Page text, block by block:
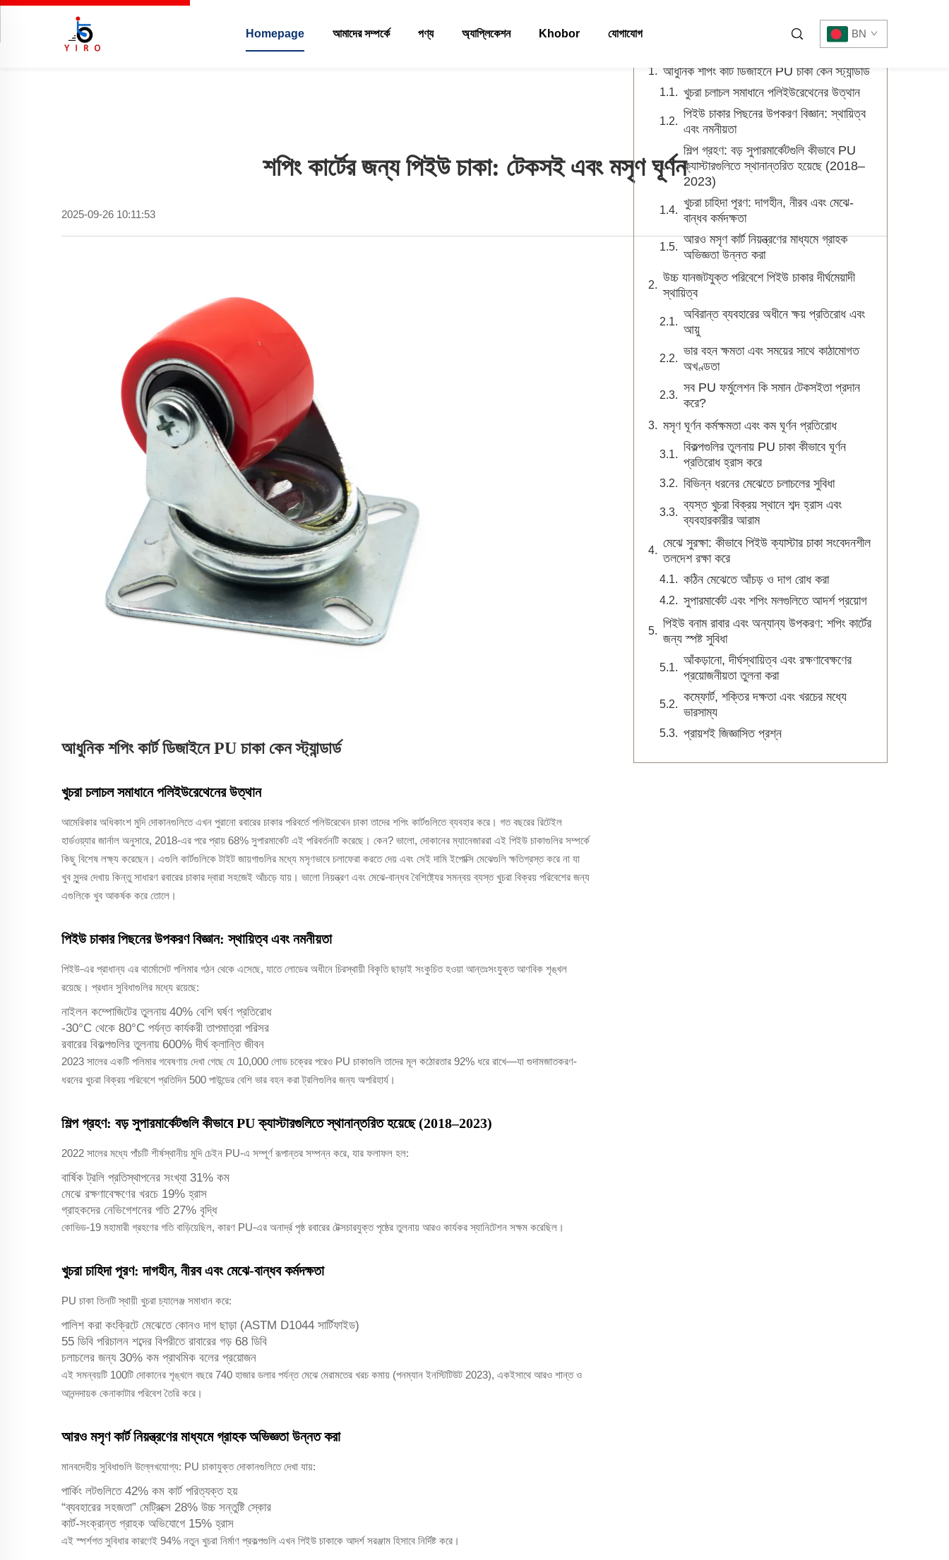
Homepage আমাদের সম্পর্কে পণ্য অ্যাপ্লিকেশন Khobor যোগাযোগ BN
শপিং কার্টের জন্য পিইউ চাকা: টেকসই এবং মসৃণ ঘূর্ণন
2025-09-26 10:11:53
আধুনিক শপিং কার্ট ডিজাইনে PU চাকা কেন স্ট্যান্ডার্ড
খুচরা চলাচল সমাধানে পলিইউরেথেনের উত্থান
আমেরিকার অধিকাংশ মুদি দোকানগুলিতে এখন পুরানো রবারের চাকার পরিবর্তে পলিউরেথেন চাকা তাদের শপিং কার্টগুলিতে ব্যবহার করে। গত বছরের রিটেইল
হার্ডওয়্যার জার্নাল অনুসারে, 2018-এর পরে প্রায় 68% সুপারমার্কেট এই পরিবর্তনটি করেছে। কেন? ভালো, দোকানের ম্যানেজাররা এই পিইউ চাকাগুলির সম্পর্কে
কিছু বিশেষ লক্ষ্য করেছেন। এগুলি কার্টগুলিকে টাইট জায়গাগুলির মধ্যে মসৃণভাবে চলাফেরা করতে দেয় এবং সেই দামি ইপোক্সি মেঝেগুলি ক্ষতিগ্রস্ত করে না যা
খুব সুন্দর দেখায় কিন্তু সাধারণ রবারের চাকার দ্বারা সহজেই আঁচড়ে যায়। ভালো নিয়ন্ত্রণ এবং মেঝে-বান্ধব বৈশিষ্ট্যের সমন্বয় ব্যস্ত খুচরা বিক্রয় পরিবেশের জন্য
এগুলিকে খুব আকর্ষক করে তোলে।
পিইউ চাকার পিছনের উপকরণ বিজ্ঞান: স্থায়িত্ব এবং নমনীয়তা
পিইউ-এর প্রাধান্য এর থার্মোসেট পলিমার গঠন থেকে এসেছে, যাতে লোডের অধীনে চিরস্থায়ী বিকৃতি ছাড়াই সংকুচিত হওয়া আন্তঃসংযুক্ত আণবিক শৃঙ্খল
রয়েছে। প্রধান সুবিধাগুলির মধ্যে রয়েছে:
নাইলন কম্পোজিটের তুলনায় 40% বেশি ঘর্ষণ প্রতিরোধ
-30°C থেকে 80°C পর্যন্ত কার্যকরী তাপমাত্রা পরিসর
রবারের বিকল্পগুলির তুলনায় 600% দীর্ঘ ক্লান্তি জীবন
2023 সালের একটি পলিমার গবেষণায় দেখা গেছে যে 10,000 লোড চক্রের পরেও PU চাকাগুলি তাদের মূল কঠোরতার 92% ধরে রাখে—যা গুদামজাতকরণ-
ধরনের খুচরা বিক্রয় পরিবেশে প্রতিদিন 500 পাউন্ডের বেশি ভার বহন করা ট্রলিগুলির জন্য অপরিহার্য।
শিল্প গ্রহণ: বড় সুপারমার্কেটগুলি কীভাবে PU ক্যাস্টারগুলিতে স্থানান্তরিত হয়েছে (2018–2023)
2022 সালের মধ্যে পাঁচটি শীর্ষস্থানীয় মুদি চেইন PU-এ সম্পূর্ণ রূপান্তর সম্পন্ন করে, যার ফলাফল হল:
বার্ষিক ট্রলি প্রতিস্থাপনের সংখ্যা 31% কম
মেঝে রক্ষণাবেক্ষণের খরচে 19% হ্রাস
গ্রাহকদের নেভিগেশনের গতি 27% বৃদ্ধি
কোভিড-19 মহামারী গ্রহণের গতি বাড়িয়েছিল, কারণ PU-এর অনার্দ্র পৃষ্ঠ রবারের টেক্সচারযুক্ত পৃষ্ঠের তুলনায় আরও কার্যকর স্যানিটেশন সক্ষম করেছিল।
খুচরা চাহিদা পূরণ: দাগহীন, নীরব এবং মেঝে-বান্ধব কর্মদক্ষতা
PU চাকা তিনটি স্থায়ী খুচরা চ্যালেঞ্জ সমাধান করে:
পালিশ করা কংক্রিটে মেঝেতে কোনও দাগ ছাড়া (ASTM D1044 সার্টিফাইড)
55 ডিবি পরিচালন শব্দের বিপরীতে রাবারের গড় 68 ডিবি
চলাচলের জন্য 30% কম প্রাথমিক বলের প্রয়োজন
এই সমন্বয়টি 100টি দোকানের শৃঙ্খলে বছরে 740 হাজার ডলার পর্যন্ত মেঝে মেরামতের খরচ কমায় (পনম্যান ইনস্টিটিউট 2023), একইসাথে আরও শান্ত ও
আনন্দদায়ক কেনাকাটার পরিবেশ তৈরি করে।
আরও মসৃণ কার্ট নিয়ন্ত্রণের মাধ্যমে গ্রাহক অভিজ্ঞতা উন্নত করা
মানবদেহীয় সুবিধাগুলি উল্লেখযোগ্য: PU চাকাযুক্ত দোকানগুলিতে দেখা যায়:
পার্কিং লটগুলিতে 42% কম কার্ট পরিত্যক্ত হয়
“ব্যবহারের সহজতা” মেট্রিক্সে 28% উচ্চ সন্তুষ্টি স্কোর
কার্ট-সংক্রান্ত গ্রাহক অভিযোগে 15% হ্রাস
এই স্পর্শগত সুবিধার কারণেই 94% নতুন খুচরা নির্মাণ প্রকল্পগুলি এখন পিইউ চাকাকে আদর্শ সরঞ্জাম হিসাবে নির্দিষ্ট করে।
আধুনিক শপিং কার্ট ডিজাইনে PU চাকা কেন স্ট্যান্ডার্ড
খুচরা চলাচল সমাধানে পলিইউরেথেনের উত্থান
পিইউ চাকার পিছনের উপকরণ বিজ্ঞান: স্থায়িত্ব
এবং নমনীয়তা
শিল্প গ্রহণ: বড় সুপারমার্কেটগুলি কীভাবে PU
ক্যাস্টারগুলিতে স্থানান্তরিত হয়েছে (2018–
2023)
খুচরা চাহিদা পূরণ: দাগহীন, নীরব এবং মেঝে-
বান্ধব কর্মদক্ষতা
আরও মসৃণ কার্ট নিয়ন্ত্রণের মাধ্যমে গ্রাহক
অভিজ্ঞতা উন্নত করা
উচ্চ যানজটযুক্ত পরিবেশে পিইউ চাকার দীর্ঘমেয়াদী
স্থায়িত্ব
অবিরান্ত ব্যবহারের অধীনে ক্ষয় প্রতিরোধ এবং
আয়ু
ভার বহন ক্ষমতা এবং সময়ের সাথে কাঠামোগত
অখণ্ডতা
সব PU ফর্মুলেশন কি সমান টেকসইতা প্রদান
করে?
মসৃণ ঘূর্ণন কর্মক্ষমতা এবং কম ঘূর্ণন প্রতিরোধ
বিকল্পগুলির তুলনায় PU চাকা কীভাবে ঘূর্ণন
প্রতিরোধ হ্রাস করে
বিভিন্ন ধরনের মেঝেতে চলাচলের সুবিধা
ব্যস্ত খুচরা বিক্রয় স্থানে শব্দ হ্রাস এবং
ব্যবহারকারীর আরাম
মেঝে সুরক্ষা: কীভাবে পিইউ ক্যাস্টার চাকা সংবেদনশীল
তলদেশ রক্ষা করে
কঠিন মেঝেতে আঁচড় ও দাগ রোধ করা
সুপারমার্কেট এবং শপিং মলগুলিতে আদর্শ প্রয়োগ
পিইউ বনাম রাবার এবং অন্যান্য উপকরণ: শপিং কার্টের
জন্য স্পষ্ট সুবিধা
আঁকড়ানো, দীর্ঘস্থায়িত্ব এবং রক্ষণাবেক্ষণের
প্রয়োজনীয়তা তুলনা করা
কম্ফোর্ট, শক্তির দক্ষতা এবং খরচের মধ্যে
ভারসাম্য
প্রায়শই জিজ্ঞাসিত প্রশ্ন